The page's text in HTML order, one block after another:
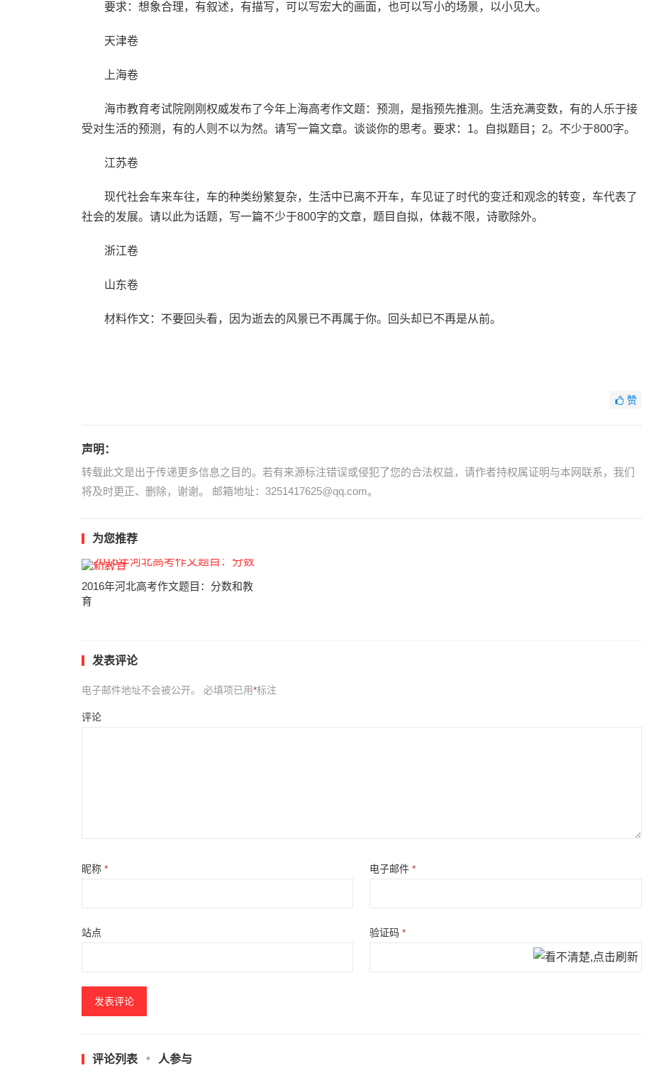
要求：想象合理，有叙述，有描写，可以写宏大的画面，也可以写小的场景，以小见大。
天津卷
上海卷
海市教育考试院刚刚权威发布了今年上海高考作文题：预测，是指预先推测。生活充满变数，有的人乐于接
受对生活的预测，有的人则不以为然。请写一篇文章。谈谈你的思考。要求：1。自拟题目；2。不少于800字。
江苏卷
现代社会车来车往，车的种类纷繁复杂，生活中已离不开车，车见证了时代的变迁和观念的转变，车代表了
社会的发展。请以此为话题，写一篇不少于800字的文章，题目自拟，体裁不限，诗歌除外。
浙江卷
山东卷
材料作文：不要回头看，因为逝去的风景已不再属于你。回头却已不再是从前。
赞
声明：
转载此文是出于传递更多信息之目的。若有来源标注错误或侵犯了您的合法权益，请作者持权属证明与本网联系，我们
将及时更正、删除，谢谢。 邮箱地址：3251417625@qq.com。
为您推荐
2016年河北高考作文题目：分数和教
育
发表评论
电子邮件地址不会被公开。 必填项已用*标注
评论
昵称 * 电子邮件*
站点 验证码*
评论列表 人参与